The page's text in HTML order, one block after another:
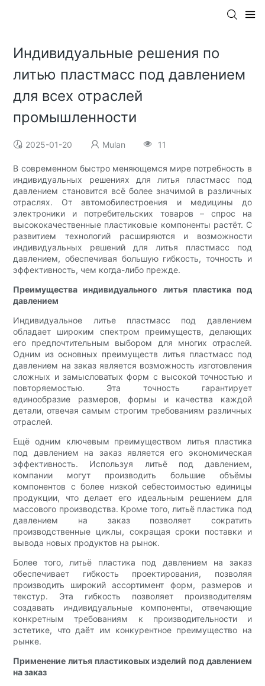
Индивидуальные решения по
литью пластмасс под давлением
для всех отраслей
промышленности
2025-01-20 Mulan 11
В современном быстро меняющемся мире потребность в
индивидуальных решениях для литья пластмасс под
давлением становится всё более значимой в различных
отраслях. От автомобилестроения и медицины до
электроники и потребительских товаров – спрос на
высококачественные пластиковые компоненты растёт. С
развитием технологий расширяются и возможности
индивидуальных решений для литья пластмасс под
давлением, обеспечивая большую гибкость, точность и
эффективность, чем когда-либо прежде.
Преимущества индивидуального литья пластика под
давлением
Индивидуальное литье пластмасс под давлением
обладает широким спектром преимуществ, делающих
его предпочтительным выбором для многих отраслей.
Одним из основных преимуществ литья пластмасс под
давлением на заказ является возможность изготовления
сложных и замысловатых форм с высокой точностью и
повторяемостью. Эта точность гарантирует
единообразие размеров, формы и качества каждой
детали, отвечая самым строгим требованиям различных
отраслей.
Ещё одним ключевым преимуществом литья пластика
под давлением на заказ является его экономическая
эффективность. Используя литьё под давлением,
компании могут производить большие объёмы
компонентов с более низкой себестоимостью единицы
продукции, что делает его идеальным решением для
массового производства. Кроме того, литьё пластика под
давлением на заказ позволяет сократить
производственные циклы, сокращая сроки поставки и
вывода новых продуктов на рынок.
Более того, литьё пластика под давлением на заказ
обеспечивает гибкость проектирования, позволяя
производить широкий ассортимент форм, размеров и
текстур. Эта гибкость позволяет производителям
создавать индивидуальные компоненты, отвечающие
конкретным требованиям к производительности и
эстетике, что даёт им конкурентное преимущество на
рынке.
Применение литья пластиковых изделий под давлением
на заказ